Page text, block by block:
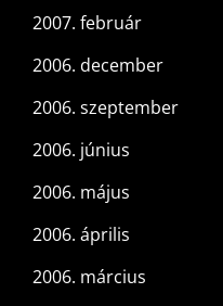
2007. február
2006. december
2006. szeptember
2006. június
2006. május
2006. április
2006. március